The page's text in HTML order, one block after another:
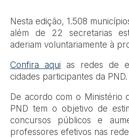
Nesta edição, 1.508
além de 22 secretarias
aderiam voluntariamente à
Confira aqui as redes de
cidades participantes da PND.
De acordo com o Ministério
PND tem o objetivo de
concursos públicos e
professores efetivos nas